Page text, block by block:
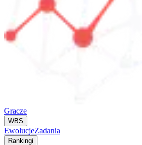
Gracze
WBS
EwolucjeZadania
Rankingi